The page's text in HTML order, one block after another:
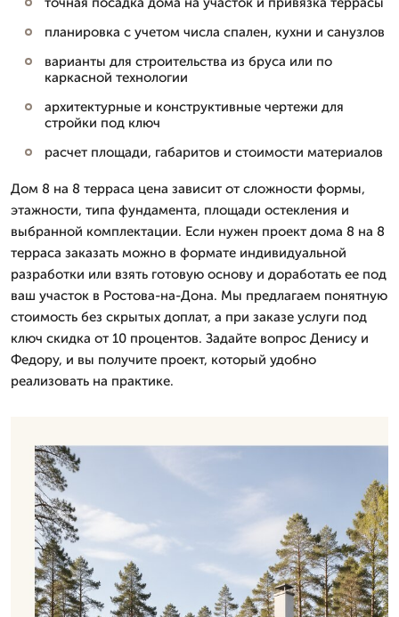
планировка с учетом числа спален, кухни и санузлов
варианты для строительства из бруса или по
каркасной технологии
архитектурные и конструктивные чертежи для
стройки под ключ
расчет площади, габаритов и стоимости материалов
Дом 8 на 8 терраса цена зависит от сложности формы,
этажности, типа фундамента, площади остекления и
выбранной комплектации. Если нужен проект дома 8 на 8
терраса заказать можно в формате индивидуальной
разработки или взять готовую основу и доработать ее под
ваш участок в Ростова-на-Дона. Мы предлагаем понятную
стоимость без скрытых доплат, а при заказе услуги под
ключ скидка от 10 процентов. Задайте вопрос Денису и
Федору, и вы получите проект, который удобно
реализовать на практике.